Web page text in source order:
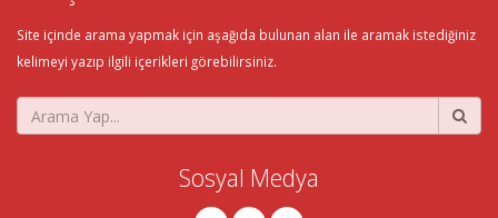
Site içinde arama yapmak için aşağıda bulunan alan ile aramak istediğiniz
kelimeyi yazıp ilgili içerikleri görebilirsiniz.
Sosyal Medya